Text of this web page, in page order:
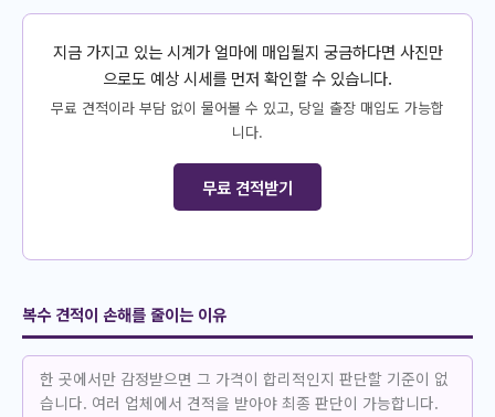
지금 가지고 있는 시계가 얼마에 매입될지 궁금하다면 사진만
으로도 예상 시세를 먼저 확인할 수 있습니다.
무료 견적이라 부담 없이 물어볼 수 있고, 당일 출장 매입도 가능합
니다.
무료 견적받기
복수 견적이 손해를 줄이는 이유
한 곳에서만 감정받으면 그 가격이 합리적인지 판단할 기준이 없
습니다. 여러 업체에서 견적을 받아야 최종 판단이 가능합니다.